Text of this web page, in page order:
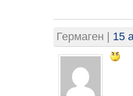
Гермаген | 15